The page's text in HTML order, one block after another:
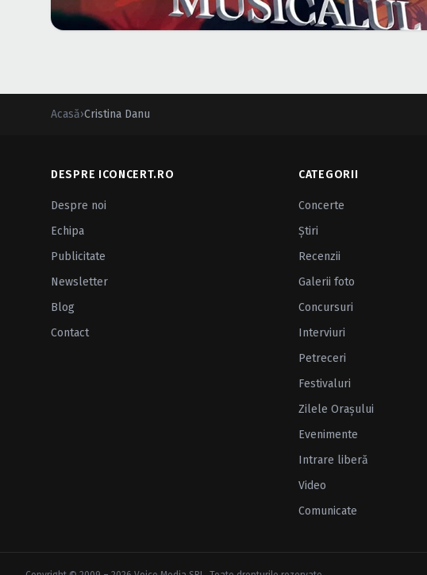
Acasă›Cristina Danu
DESPRE ICONCERT.RO
Despre noi
Echipa
Publicitate
Newsletter
Blog
Contact
CATEGORII
Concerte
Ştiri
Recenzii
Galerii foto
Concursuri
Interviuri
Petreceri
Festivaluri
Zilele Oraşului
Evenimente
Intrare liberă
Video
Comunicate